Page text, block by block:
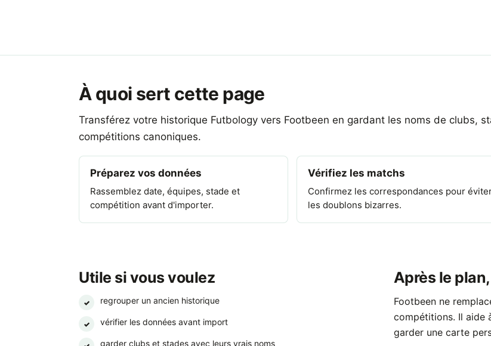
À quoi sert cette page
Transférez votre historique Futbology vers Footbeen en gardant les noms de clubs,
compétitions canoniques.
Préparez vos données
Rassemblez date, équipes, stade et
compétition avant d'importer.
Vérifiez les matchs
Confirmez les correspondances pour
les doublons bizarres.
Utile si vous voulez
✓ regrouper un ancien historique
✓ vérifier les données avant import
garder clubs et stades avec leurs vrais noms
Après le
Footbeen ne
compétitions. Il aide
garder une carte